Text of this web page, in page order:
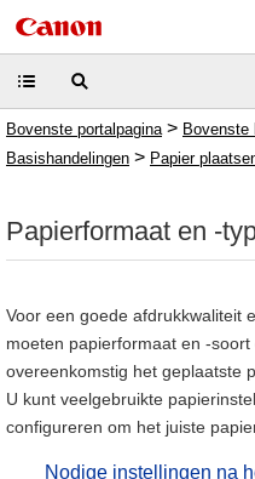
Bovenste portalpagina > Bovenste
Basishandelingen > Papier
Papierformaat en -
Voor een goede afdrukkwaliteit
moeten papierformaat en -
overeenkomstig het geplaatste
U kunt veelgebruikte
configureren om het juiste
Nodige instellingen na